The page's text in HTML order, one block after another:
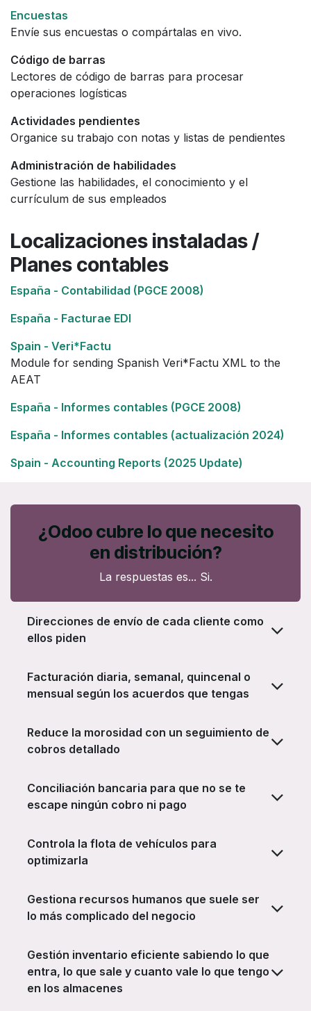
Encuestas
Envíe sus encuestas o compártalas en vivo.
Código de barras
Lectores de código de barras para procesar
operaciones logísticas
Actividades pendientes
Organice su trabajo con notas y listas de pendientes
Administración de habilidades
Gestione las habilidades, el conocimiento y el
currículum de sus empleados
Localizaciones instaladas /
Planes contables
España - Contabilidad (PGCE 2008)
España - Facturae EDI
Spain - Veri*Factu
Module for sending Spanish Veri*Factu XML to the
AEAT
España - Informes contables (PGCE 2008)
España - Informes contables (actualización 2024)
Spain - Accounting Reports (2025 Update)
¿Odoo cubre lo que necesito
en distribución?
La respuestas es... Si.
Direcciones de envío de cada cliente como
ellos piden
Facturación diaria, semanal, quincenal o
mensual según los acuerdos que tengas
Reduce la morosidad con un seguimiento de
cobros detallado
Conciliación bancaria para que no se te
escape ningún cobro ni pago
Controla la flota de vehículos para
optimizarla
Gestiona recursos humanos que suele ser
lo más complicado del negocio
Gestión inventario eficiente sabiendo lo que
entra, lo que sale y cuanto vale lo que tengo
en los almacenes